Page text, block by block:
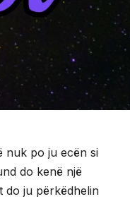
nuk po ju ecën si
do kenë një
do ju përkëdhelin